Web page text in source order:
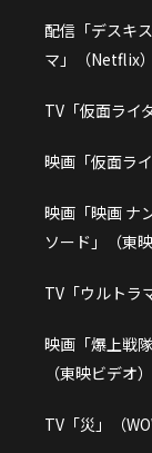
配信「デスキ
マ」（Netflix）
TV「仮面ライ
映画「仮面ラ
映画「映画 ナ
ソード」（東映
TV「ウルトラ
映画「爆上戦
（東映ビデオ）
TV「災」（